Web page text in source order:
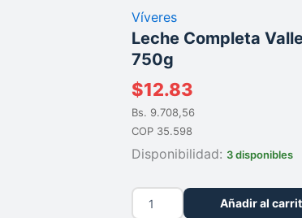
Víveres
Leche Completa
750g
$12.83
Bs. 9.708,56
COP 35.598
Disponibilidad: 3 disponibles
Leche
Completa
Añadir al